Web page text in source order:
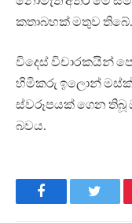
කතාබහක් මතුව තිබේ.
විදෙස් විචාරකයින්
හිමිකරු ඉලොන්
ස්වරූපයක් ගෙන තිබූ
බවය.
Facebook